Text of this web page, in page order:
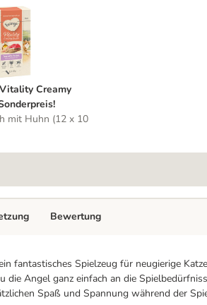
Vitality Creamy Snacks Sonderpreis!
Creamy
mit Huhn (12 x 10
fantastisches Spielzeug für neugierige
die Angel ganz einfach an die
Spaß und Spannung während der
Bewertung